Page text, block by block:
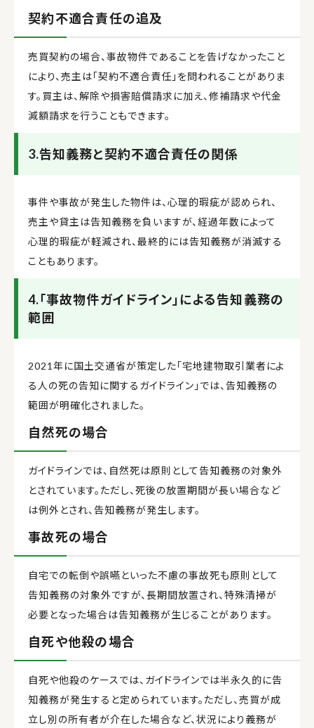
契約不適合責任の追及
売買契約の場合、事故物件であることを告げなかったこと
により、売主は「契約不適合責任」を問われることがありま
す。買主は、解除や損害賠償請求に加え、修補請求や代金
減額請求を行うこともできます。
3.告知義務と契約不適合責任の関係
事件や事故が発生した物件は、心理的瑕疵が認められ、
売主や貸主は告知義務を負いますが、経過年数によって
心理的瑕疵が軽減され、最終的には告知義務が消滅する
こともあります。
4.「事故物件ガイドライン」による告知義務の
範囲
2021年に国土交通省が策定した「宅地建物取引業者によ
る人の死の告知に関するガイドライン」では、告知義務の
範囲が明確化されました。
自然死の場合
ガイドラインでは、自然死は原則として告知義務の対象外
とされています。ただし、死後の放置期間が長い場合など
は例外とされ、告知義務が発生します。
事故死の場合
自宅での転倒や誤嚥といった不慮の事故死も原則として
告知義務の対象外ですが、長期間放置され、特殊清掃が
必要となった場合は告知義務が生じることがあります。
自死や他殺の場合
自死や他殺のケースでは、ガイドラインでは半永久的に告
知義務が発生すると定められています。ただし、売買が成
立し別の所有者が介在した場合など、状況により義務が